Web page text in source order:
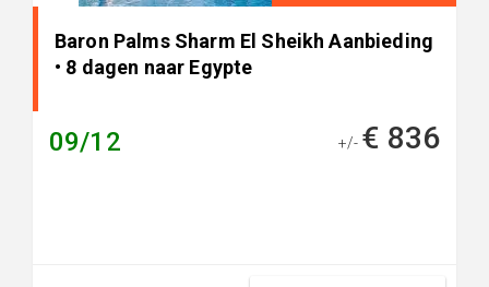
Baron Palms Sharm El Sheikh Aanbieding
• 8 dagen naar Egypte
09/12 +/- € 836